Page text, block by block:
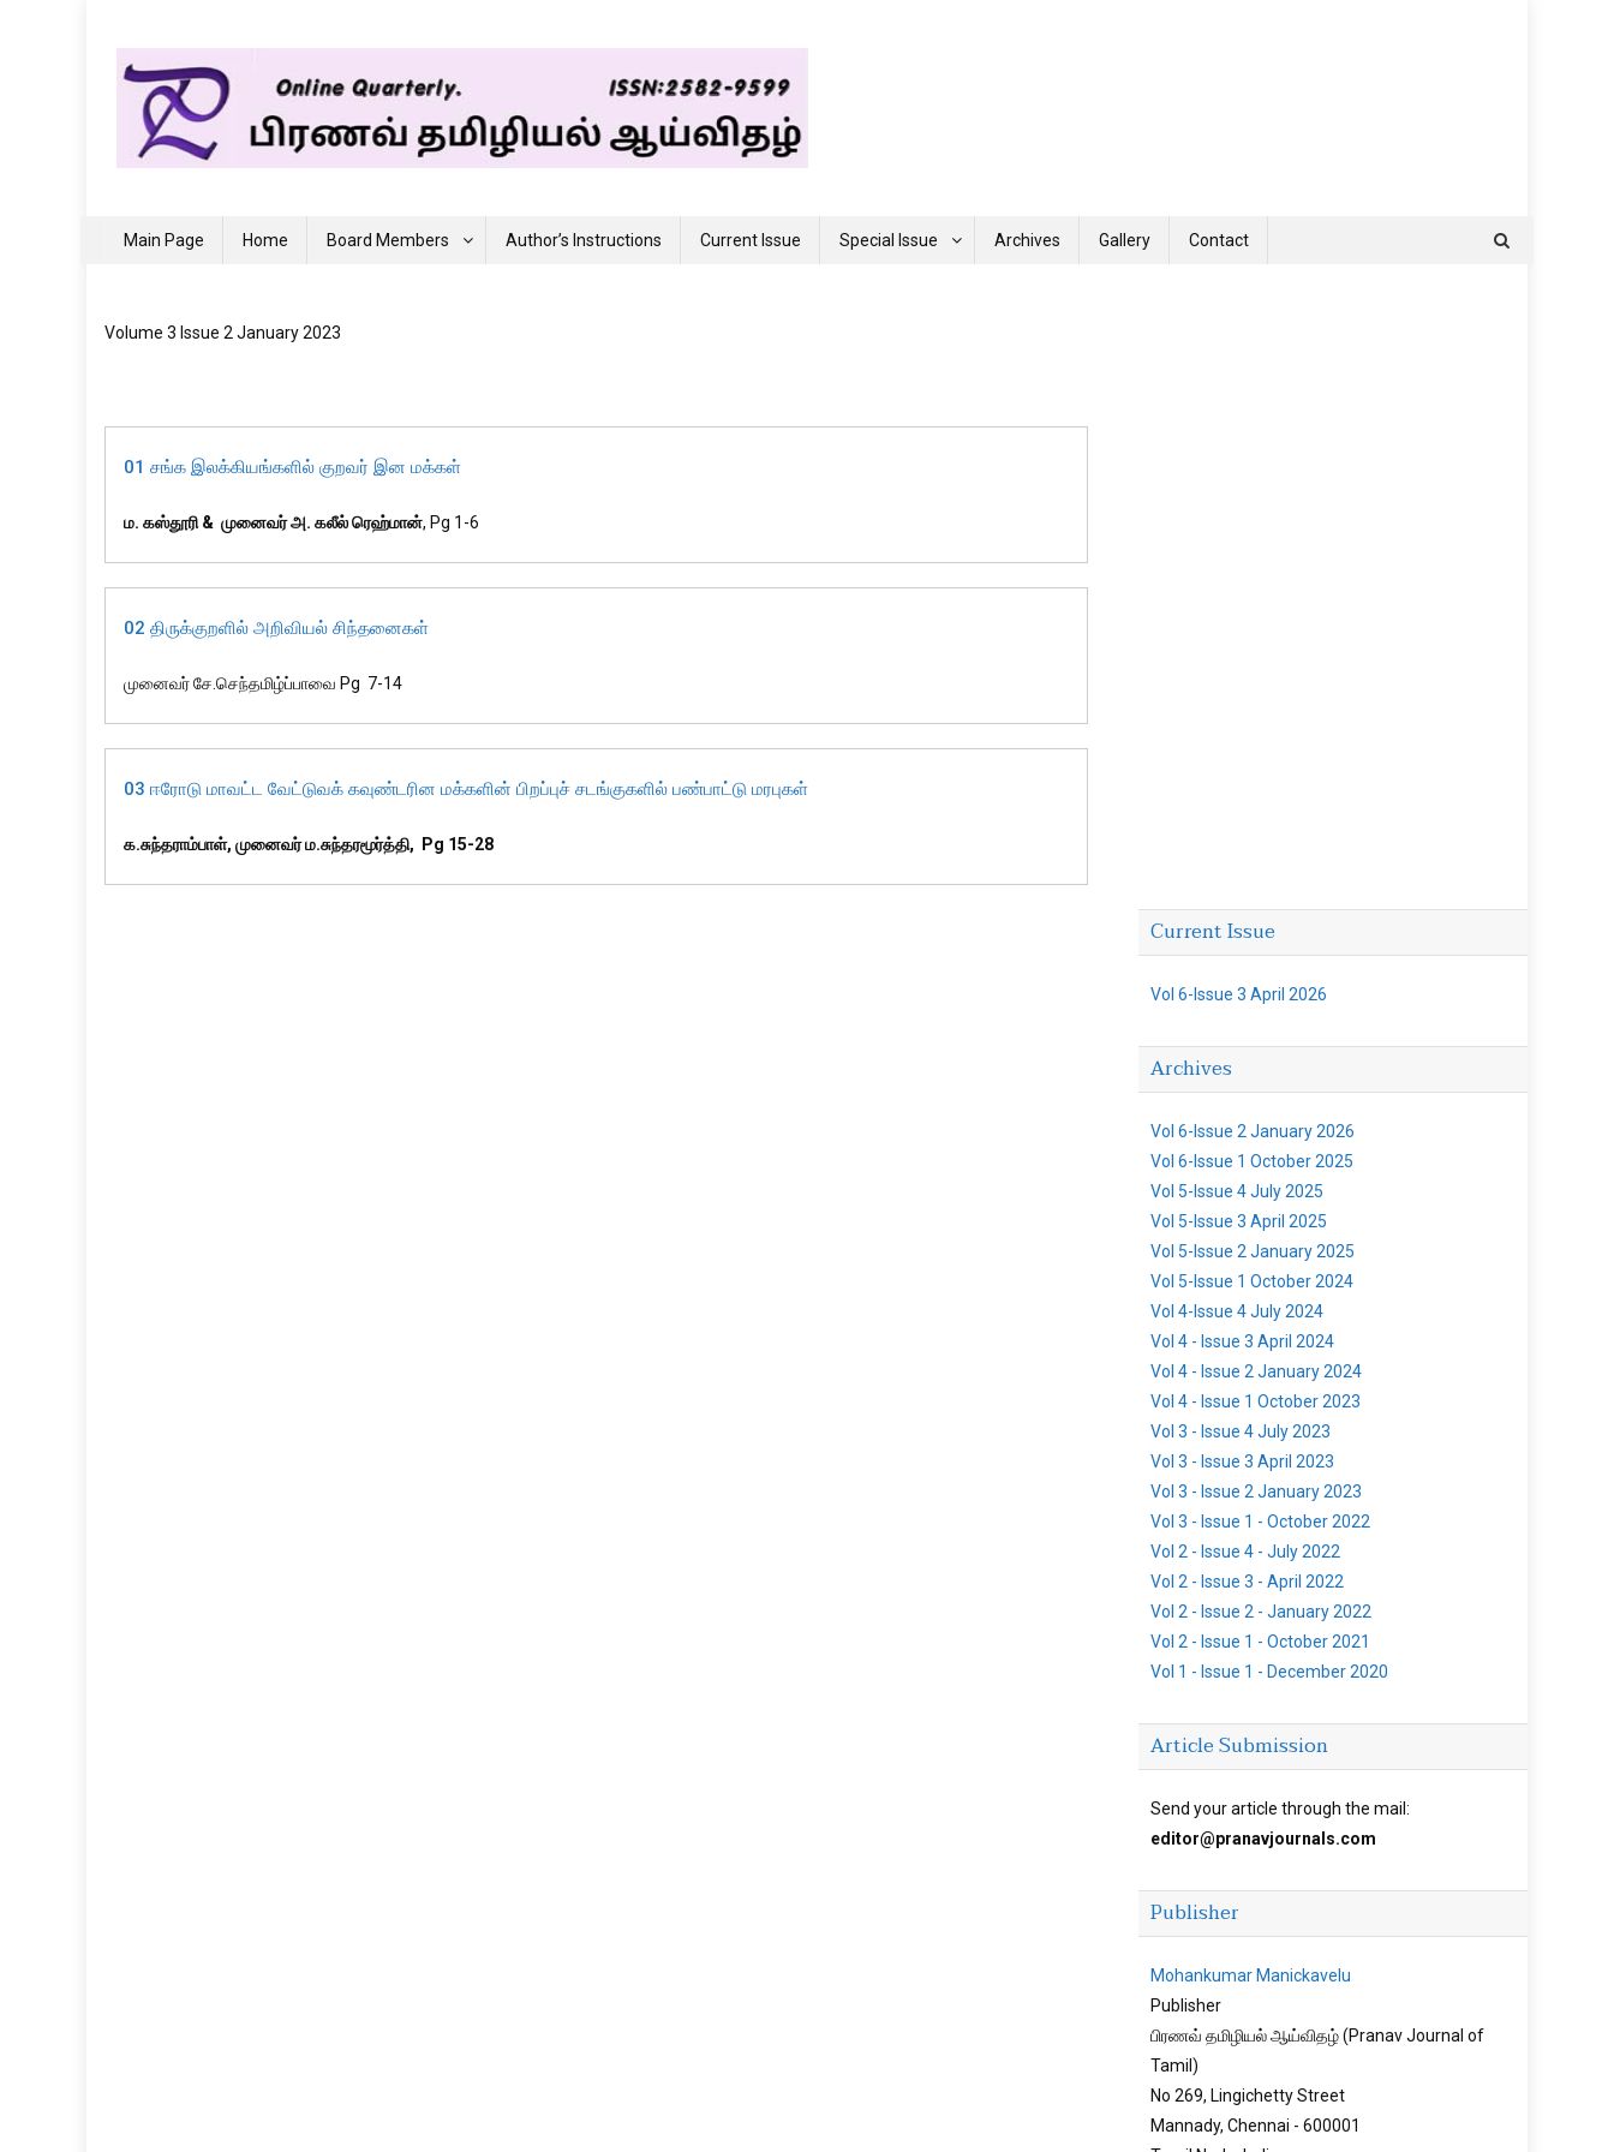
content
Main Page Home Board Members Author’s Instructions Current Issue Special Issue Archives Gallery Contact
Volume 3 Issue 2 January 2023
01 சங்க இலக்கியங்களில் குறவர் இன மக்கள்
ம. கஸ்தூரி & முனைவர் அ. கலீல் ரெஹ்மான், Pg 1-6
02 திருக்குறளில் அறிவியல் சிந்தனைகள்
முனைவர் சே.செந்தமிழ்ப்பாவை Pg 7-14
03 ஈரோடு மாவட்ட வேட்டுவக் கவுண்டரின மக்களின் பிறப்புச் சடங்குகளில் பண்பாட்டு மரபுகள்
க.சுந்தராம்பாள், முனைவர் ம.சுந்தரமூர்த்தி, Pg 15-28
Current Issue
Vol 6-Issue 3 April 2026
Archives
Vol 6-Issue 2 January 2026
Vol 6-Issue 1 October 2025
Vol 5-Issue 4 July 2025
Vol 5-Issue 3 April 2025
Vol 5-Issue 2 January 2025
Vol 5-Issue 1 October 2024
Vol 4-Issue 4 July 2024
Vol 4 - Issue 3 April 2024
Vol 4 - Issue 2 January 2024
Vol 4 - Issue 1 October 2023
Vol 3 - Issue 4 July 2023
Vol 3 - Issue 3 April 2023
Vol 3 - Issue 2 January 2023
Vol 3 - Issue 1 - October 2022
Vol 2 - Issue 4 - July 2022
Vol 2 - Issue 3 - April 2022
Vol 2 - Issue 2 - January 2022
Vol 2 - Issue 1 - October 2021
Vol 1 - Issue 1 - December 2020
Article Submission
Send your article through the mail:
editor@pranavjournals.com
Publisher
Mohankumar Manickavelu
Publisher
பிரணவ் தமிழியல் ஆய்விதழ் (Pranav Journal of
Tamil)
No 269, Lingichetty Street
Mannady, Chennai - 600001